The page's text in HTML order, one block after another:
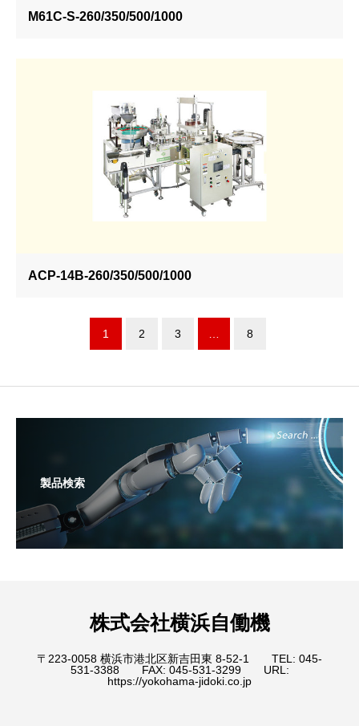
M61C-S-260/350/500/1000
ACP-14B-260/350/500/1000
1 2 3 8
製品検索
株式会社横浜自働機
〒223-0058 横浜市港北区新吉田東 8-52-1 TEL: 045-
531-3388 FAX: 045-531-3299 URL:
https://yokohama-jidoki.co.jp